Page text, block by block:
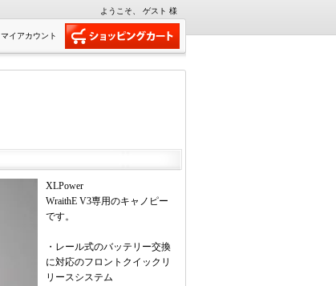
ようこそ、 ゲスト 様
マイアカウント
XLPower
WraithE V3専用のキャノピー
です。
・レール式のバッテリー交換
に対応のフロントクイックリ
リースシステム